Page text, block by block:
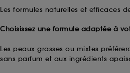
Les formules naturelles et efficaces
Choisissez une formule adaptée à
Les peaux grasses ou mixtes
sans parfum et aux ingrédients
informations de
de votre activité en